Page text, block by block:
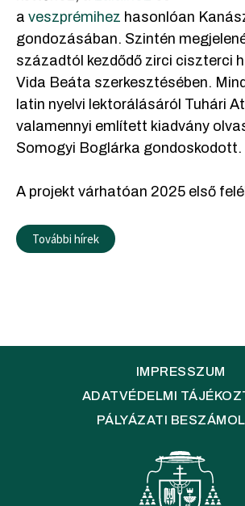
a veszprémihez hasonlóan
gondozásában. Szintén
századtól kezdődő zirci ciszterci
Vida Beáta szerkesztésében.
latin nyelvi lektorálásáról Tuhári
valamennyi említett kiadvány
Somogyi Boglárka gondoskodott.
A projekt várhatóan 2025 első
További hírek
IMPRESSZUM
ADATVÉDELMI
PÁLYÁZATI